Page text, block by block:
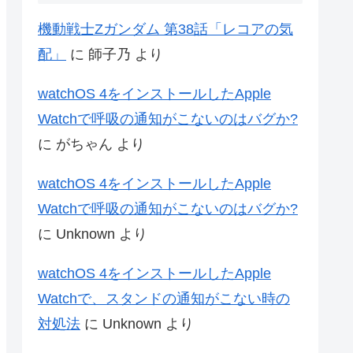
機動戦士Zガンダム 第38話「レコアの気
配」
に 師子乃 より
watchOS 4をインストールしたApple
Watchで呼吸の通知がこないのはバグか?
に がちゃん より
watchOS 4をインストールしたApple
Watchで呼吸の通知がこないのはバグか?
に Unknown より
watchOS 4をインストールしたApple
Watchで、スタンドの通知がこない時の
対処法 に Unknown より